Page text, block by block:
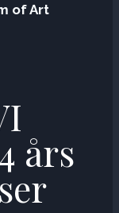
of Art
års